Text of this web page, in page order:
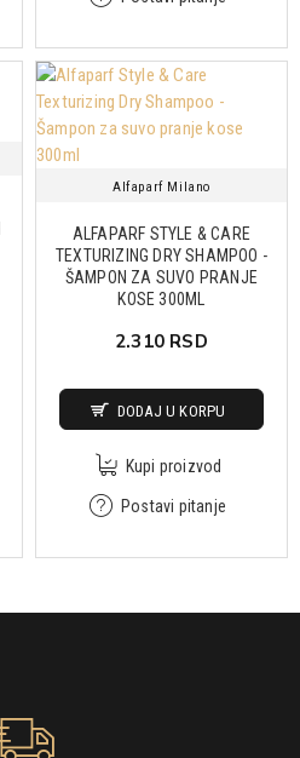
Alfaparf Milano
ALFAPARF STYLE & CARE
TEXTURIZING DRY SHAMPOO -
ŠAMPON ZA SUVO PRANJE
KOSE 300ML
2.310 RSD
DODAJ U KORPU
Kupi proizvod
Postavi pitanje